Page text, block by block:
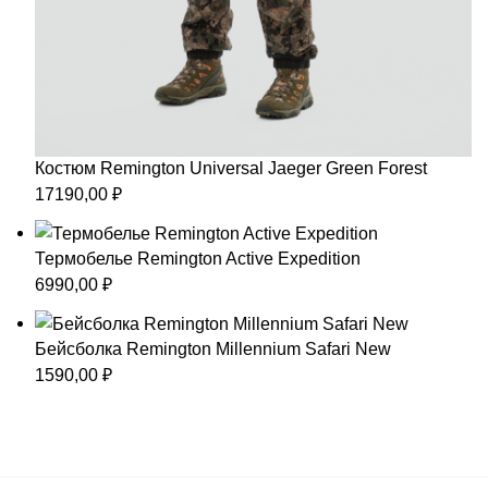
Костюм Remington Universal Jaeger Green Forest
17190,00 ₽
Термобелье Remington Active Expedition
6990,00 ₽
Бейсболка Remington Millennium Safari New
1590,00 ₽